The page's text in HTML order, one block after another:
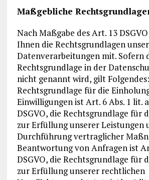
Maßgebliche
Nach Maßgabe des Art. 13
Ihnen die Rechtsgrundlagen
Datenverarbeitungen mit. Sofern
Rechtsgrundlage in der
nicht genannt wird, gilt
Rechtsgrundlage für die
Einwilligungen ist Art. 6 Abs. 1 lit.
DSGVO, die Rechtsgrundlage für
zur Erfüllung unserer Leistungen
Durchführung vertraglicher
Beantwortung von Anfragen ist
DSGVO, die Rechtsgrundlage für
zur Erfüllung unserer rechtlichen